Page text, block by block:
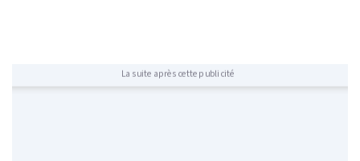
La suite après cette publicité